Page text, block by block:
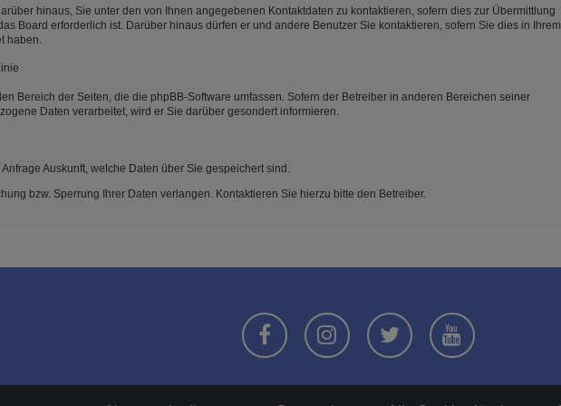
hinaus, Sie unter den von Ihnen angegebenen Kontaktdaten zu kontaktieren, sofern dies zur Übermittlung
Board erforderlich ist. Darüber hinaus dürfen er und andere Benutzer Sie kontaktieren, sofern Sie dies in Ihrem
haben.
Bereich der Seiten, die die phpBB-Software umfassen. Sofern der Betreiber in anderen Bereichen seiner
Daten verarbeitet, wird er Sie darüber gesondert informieren.
Auskunft, welche Daten über Sie gespeichert sind.
bzw. Sperrung Ihrer Daten verlangen. Kontaktieren Sie hierzu bitte den Betreiber.